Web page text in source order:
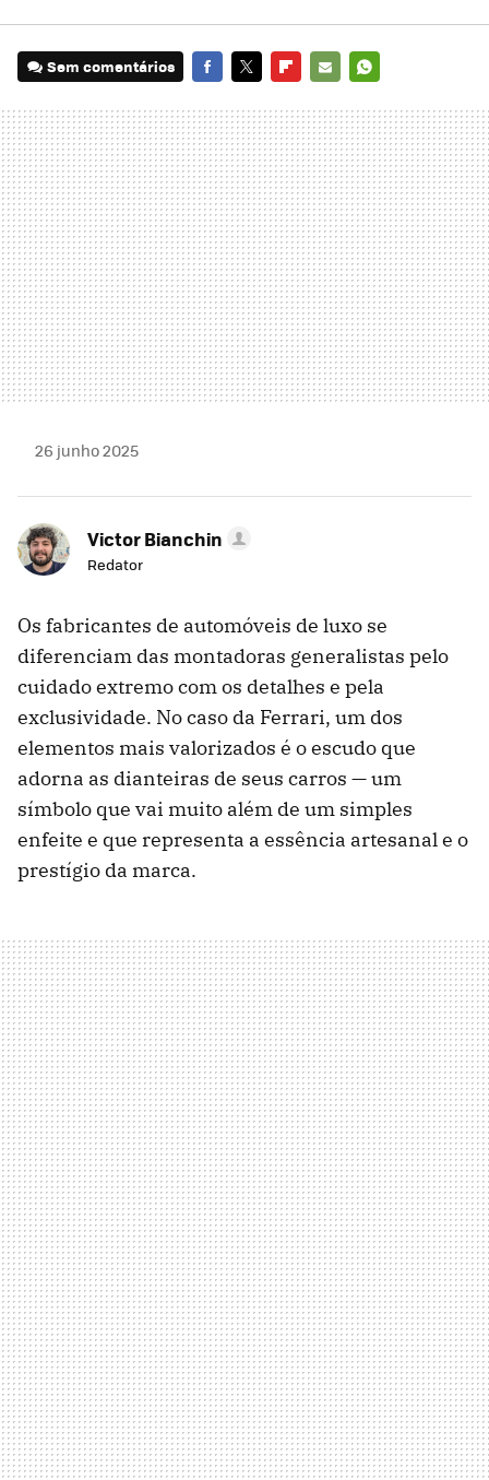
Sem comentários
MAIL
26 junho 2025
Victor Bianchin
Redator
Os fabricantes de automóveis de luxo se
diferenciam das montadoras generalistas pelo
cuidado extremo com os detalhes e pela
exclusividade. No caso da Ferrari, um dos
elementos mais valorizados é o escudo que
adorna as dianteiras de seus carros — um
símbolo que vai muito além de um simples
enfeite e que representa a essência artesanal e o
prestígio da marca.